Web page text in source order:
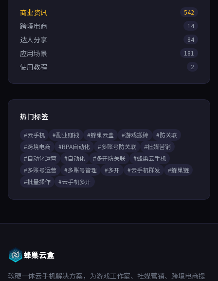
商业资讯
542
跨境电商 14
达人分享 84
应用场景 181
使用教程 2
热门标签
#云手机 #副业赚钱 #蜂巢云盒 #游戏搬砖
#防关联
#跨境电商
#RPA自动化 #多账号防关联
#社媒营销
#自动化运营
#自动化 #多开防关联
#蜂巢云手机
#多账号运营
#多账号管理 #多开 #云手机群发
#蜂巢链
#批量操作
#云手机多开
蜂巢云盒
软硬一体云手机解决方案，为游戏工作室、社媒营销、跨境电商提